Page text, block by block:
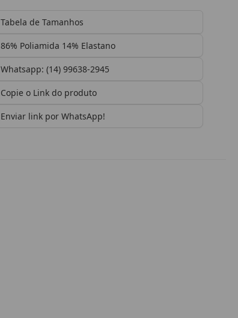
Tabela de Tamanhos
86% Poliamida 14% Elastano
Whatsapp: (14) 99638-2945
Copie o Link do produto
Enviar link por WhatsApp!